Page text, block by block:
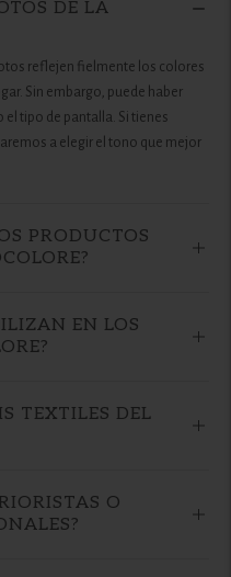
DE LA
reflejen fielmente los colores
Sin embargo, puede haber
el tipo de pantalla. Si tienes
a elegir el tono que mejor
PRODUCTOS
EN LOS
TEXTILES DEL
O